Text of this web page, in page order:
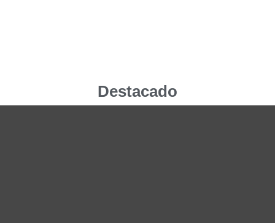
Destacado